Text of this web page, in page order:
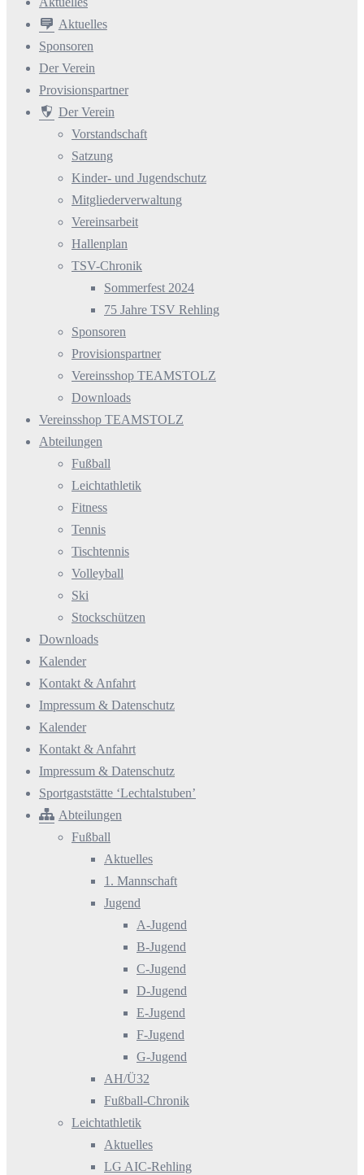
Aktuelles
Sponsoren
Der Verein
Provisionspartner
Der Verein
Vorstandschaft
Satzung
Kinder- und Jugendschutz
Mitgliederverwaltung
Vereinsarbeit
Hallenplan
TSV-Chronik
Sommerfest 2024
75 Jahre TSV Rehling
Sponsoren
Provisionspartner
Vereinsshop TEAMSTOLZ
Downloads
Vereinsshop TEAMSTOLZ
Abteilungen
Fußball
Leichtathletik
Fitness
Tennis
Tischtennis
Volleyball
Ski
Stockschützen
Downloads
Kalender
Kontakt & Anfahrt
Impressum & Datenschutz
Kalender
Kontakt & Anfahrt
Impressum & Datenschutz
Sportgaststätte ‘Lechtalstuben’
Abteilungen
Fußball
Aktuelles
1. Mannschaft
Jugend
A-Jugend
B-Jugend
C-Jugend
D-Jugend
E-Jugend
F-Jugend
G-Jugend
AH/Ü32
Fußball-Chronik
Leichtathletik
Aktuelles
LG AIC-Rehling